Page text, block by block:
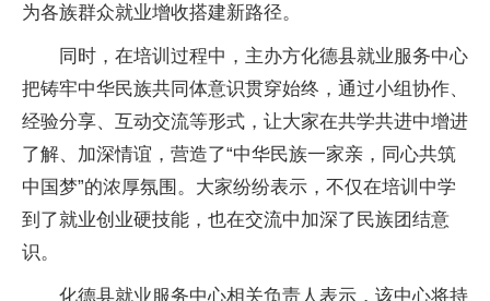
为各族群众就业增收搭建新路径。
同时，在培训过程中，主办方化德县就业服务中心
把铸牢中华民族共同体意识贯穿始终，通过小组协作、
经验分享、互动交流等形式，让大家在共学共进中增进
了解、加深情谊，营造了“中华民族一家亲，同心共筑
中国梦”的浓厚氛围。大家纷纷表示，不仅在培训中学
到了就业创业硬技能，也在交流中加深了民族团结意
识。
化德县就业服务中心相关负责人表示，该中心将持